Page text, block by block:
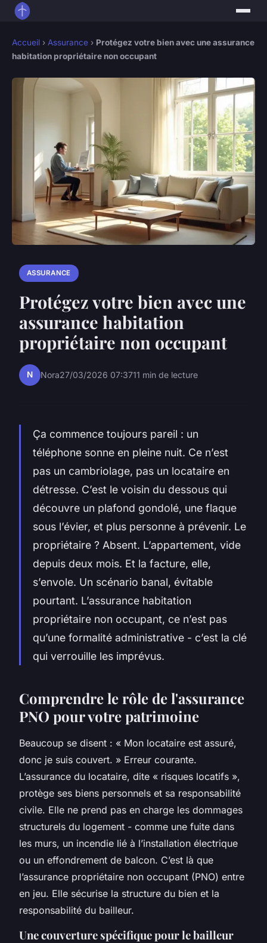
Accueil › Assurance › Protégez votre bien avec une assurance
habitation propriétaire non occupant
ASSURANCE
Protégez votre bien avec une
assurance habitation
propriétaire non occupant
N Nora27/03/2026 07:3711 min de lecture
Ça commence toujours pareil : un
téléphone sonne en pleine nuit. Ce n’est
pas un cambriolage, pas un locataire en
détresse. C’est le voisin du dessous qui
découvre un plafond gondolé, une flaque
sous l’évier, et plus personne à prévenir. Le
propriétaire ? Absent. L’appartement, vide
depuis deux mois. Et la facture, elle,
s’envole. Un scénario banal, évitable
pourtant. L’assurance habitation
propriétaire non occupant, ce n’est pas
qu’une formalité administrative - c’est la clé
qui verrouille les imprévus.
Comprendre le rôle de l'assurance
PNO pour votre patrimoine
Beaucoup se disent : « Mon locataire est assuré,
donc je suis couvert. » Erreur courante.
L’assurance du locataire, dite « risques locatifs »,
protège ses biens personnels et sa responsabilité
civile. Elle ne prend pas en charge les dommages
structurels du logement - comme une fuite dans
les murs, un incendie lié à l’installation électrique
ou un effondrement de balcon. C’est là que
l’assurance propriétaire non occupant (PNO) entre
en jeu. Elle sécurise la structure du bien et la
responsabilité du bailleur.
Une couverture spécifique pour le bailleur